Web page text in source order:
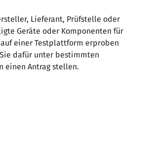
Lieferant, Prüfstelle oder
Geräte oder Komponenten für
einer Testplattform erproben
dafür unter bestimmten
einen Antrag stellen.